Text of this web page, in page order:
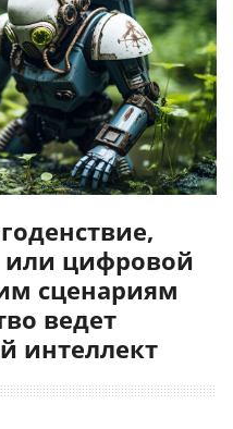
цифровой
сценариям
ведет
интеллект